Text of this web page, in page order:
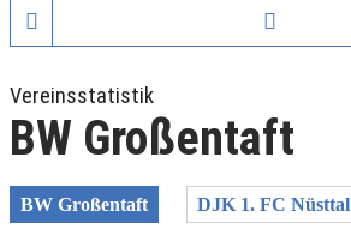
Vereinsstatistik
BW Großentaft
BW Großentaft DJK 1. FC Nüsttal